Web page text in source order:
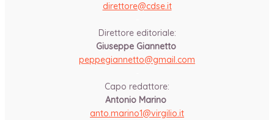
direttore@cdse.it
Direttore editoriale:
Giuseppe Giannetto
peppegiannetto@gmail.com
Capo redattore:
Antonio Marino
anto.marino1@virgilio.it